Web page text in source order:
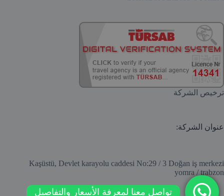
ترخيص الشركة
عنوان الشركة:
Kaşüstü, Devlet karayolu caddesi No:29 / 3 Doğan iş merkezi
yomra / trabzon
تواصل معنا لمعرفة الأسعار والتفاصيل